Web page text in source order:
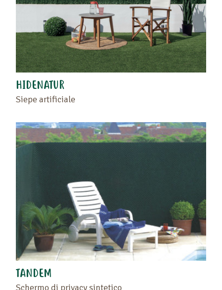
HIDENATUR
Siepe artificiale
TANDEM
Schermo di privacy sintetico